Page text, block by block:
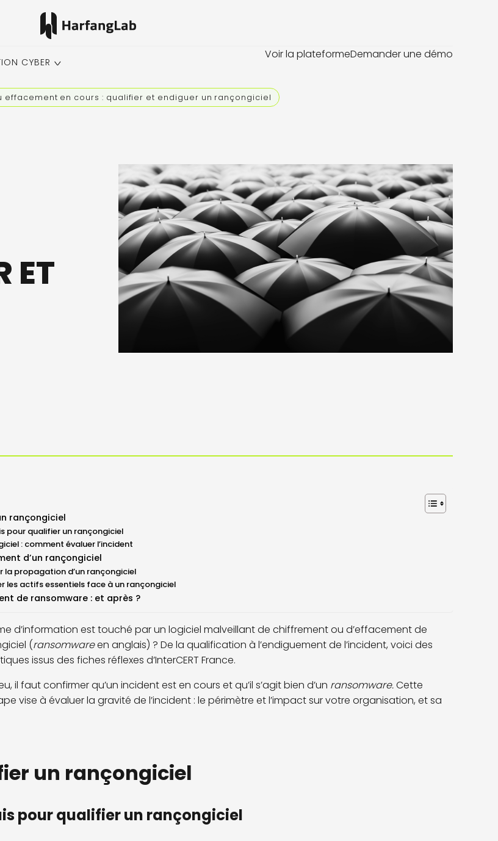
CYBER
Voir la plateformeDemander une démo
effacement en cours : qualifier et endiguer un rançongiciel
ET
rançongiciel
pour qualifier un rançongiciel
: comment évaluer l’incident
d’un rançongiciel
la propagation d’un rançongiciel
les actifs essentiels face à un rançongiciel
de ransomware : et après ?
d’information est touché par un logiciel malveillant de chiffrement ou d’effacement de
(ransomwareen anglais) ? De la qualification à l’endiguement de l’incident, voici des
issus des fiches réflexes d’InterCERT France.
il faut confirmer qu’un incident est en cours et qu’il s’agit bien d’un ransomware.Cette
vise à évaluer la gravité de l’incident : le périmètre et l’impact sur votre organisation, et sa
un rançongiciel
pour qualifier un rançongiciel